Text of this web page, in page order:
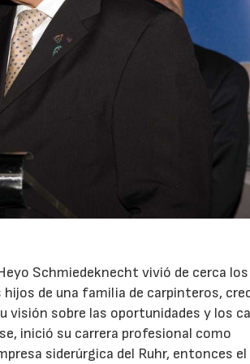
Schmiedeknecht vivió de cerca los
de una familia de carpinteros,
visión sobre las oportunidades y los
inició su carrera profesional como
siderúrgica del Ruhr, entonces